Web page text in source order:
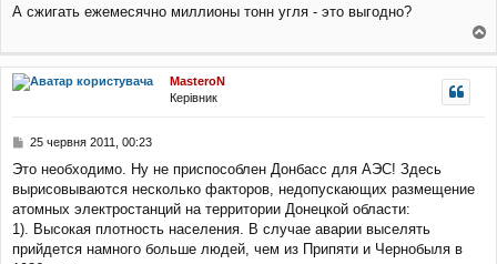
в
о
м
н
я
А сжигать ежемесячно миллионы тонн угля - это выгодно?
г
MasteroN
Керівник
П
в
і
д
л
25 червня 2011, 00:23
Это необходимо. Ну не приспособлен Донбасс для АЭС! Здесь
вырисовываются несколько факторов, недопускающих размещение
атомных электростанций на территории Донецкой области:
1). Высокая плотность населения. В случае аварии выселять
прийдется намного больше людей, чем из Припяти и Чернобыля в